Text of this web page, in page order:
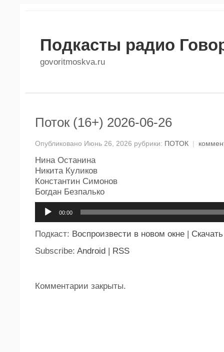
Подкасты радио
govoritmoskva.ru
Поток (16+) 2026-06-26
Опубликовано Июнь 26, 2026 рубрики: ПОТОК |
Нина Останина
Никита Куликов
Константин Симонов
Богдан Безпалько
00:00
Подкаст: Воспроизвести в новом окне | Скачать
Subscribe: Android | RSS
Комментарии закрыты.